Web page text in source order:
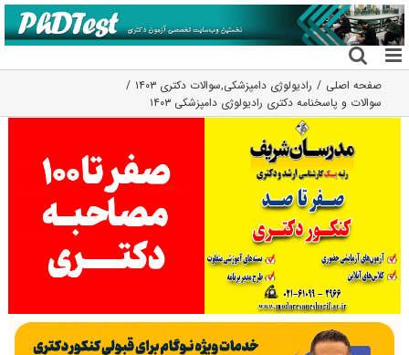
رفتن
به
محتوا
صفحه اصلی رادیولوژی دامپزشکی,سوالات دکتری ۱۴۰۳
سوالات و پاسخنامه دکتری رادیولوژی دامپزشکی ۱۴۰۳